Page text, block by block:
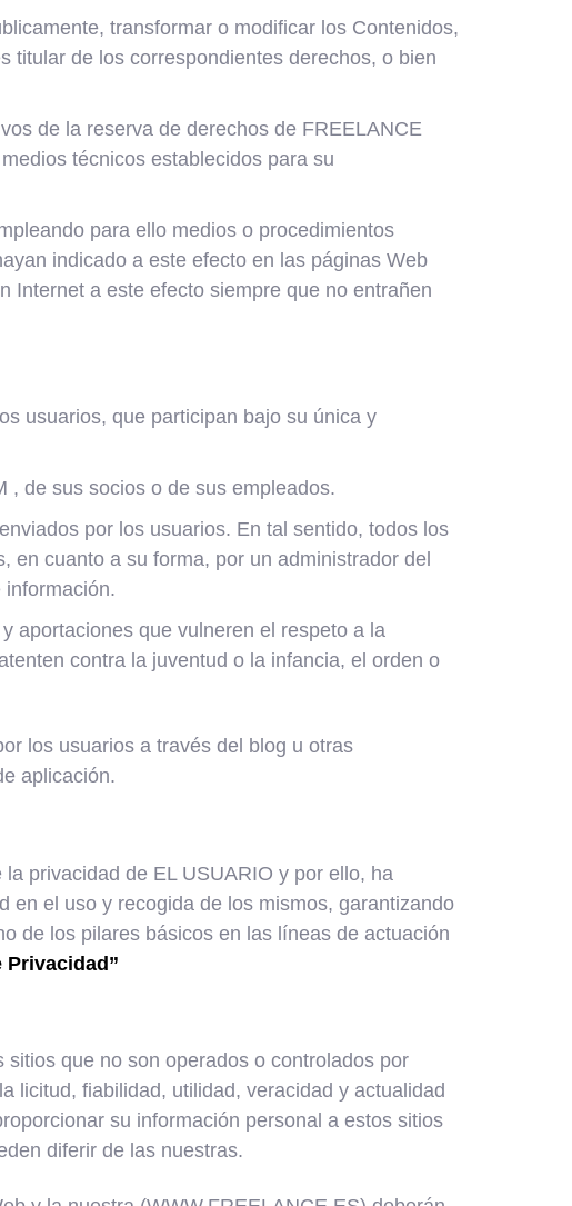
transformar o modificar los Contenidos,
titular de los correspondientes derechos, o bien
de la reserva de derechos de FREELANCE
técnicos establecidos para su
para ello medios o procedimientos
indicado a este efecto en las páginas Web
Internet a este efecto siempre que no entrañen
usuarios, que participan bajo su única y
, de sus socios o de sus empleados.
por los usuarios. En tal sentido, todos los
en cuanto a su forma, por un administrador del
aportaciones que vulneren el respeto a la
contra la juventud o la infancia, el orden o
los usuarios a través del blog u otras
aplicación.
privacidad de EL USUARIO y por ello, ha
en el uso y recogida de los mismos, garantizando
de los pilares básicos en las líneas de actuación
Privacidad”
que no son operados o controlados por
licitud, fiabilidad, utilidad, veracidad y actualidad
su información personal a estos sitios
diferir de las nuestras.